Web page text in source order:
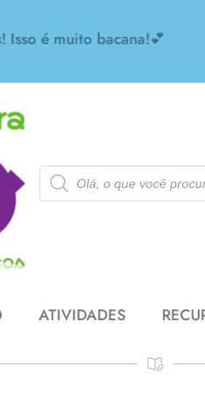
é muito bacana!💕
ATIVIDADES